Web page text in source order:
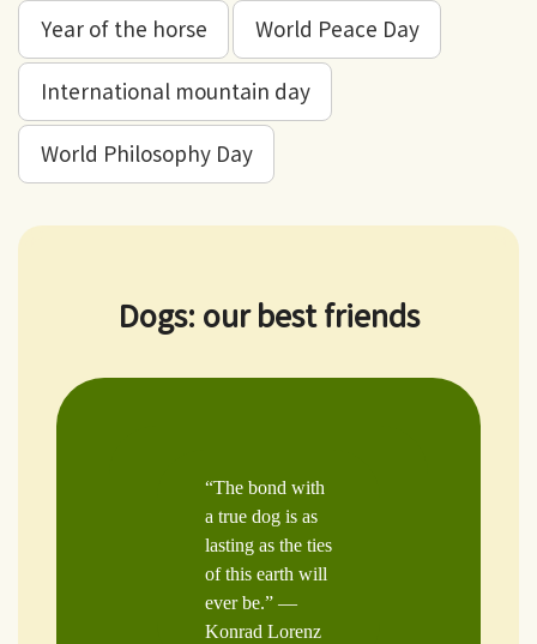
Year of the horse World Peace Day
International mountain day
World Philosophy Day
Dogs: our best friends
“The bond with
a true dog is as
lasting as the ties
of this earth will
ever be.” —
Konrad Lorenz